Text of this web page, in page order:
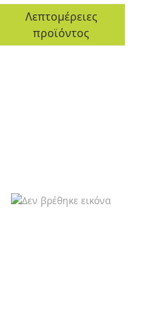
Λεπτομέρειες
προϊόντος